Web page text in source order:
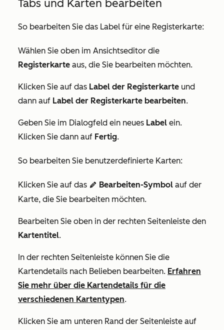
Tabs und Karten bearbeiten
So bearbeiten Sie das Label für eine Registerkarte:
Wählen Sie oben im Ansichtseditor die
Registerkarte aus, die Sie bearbeiten möchten.
Klicken Sie auf das Label der Registerkarte und
dann auf Label der Registerkarte bearbeiten.
Geben Sie im Dialogfeld ein neues Label ein.
Klicken Sie dann auf Fertig.
So bearbeiten Sie benutzerdefinierte Karten:
Klicken Sie auf das edit Bearbeiten-Symbol auf der
Karte, die Sie bearbeiten möchten.
Bearbeiten Sie oben in der rechten Seitenleiste den
Kartentitel.
In der rechten Seitenleiste können Sie die
Kartendetails nach Belieben bearbeiten. Erfahren
Sie mehr über die Kartendetails für die
verschiedenen Kartentypen.
Klicken Sie am unteren Rand der Seitenleiste auf